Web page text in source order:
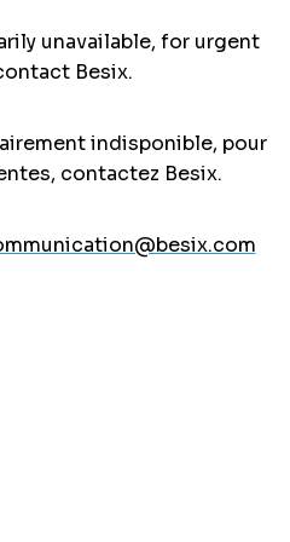
unavailable, for urgent
Besix.
indisponible, pour
contactez Besix.